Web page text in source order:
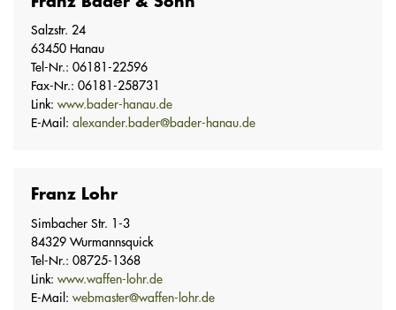
Salzstr. 24
63450 Hanau
Tel-Nr.: 06181-22596
Fax-Nr.: 06181-258731
Link: www.bader-hanau.de
E-Mail: alexander.bader@bader-hanau.de
Franz Lohr
Simbacher Str. 1-3
84329 Wurmannsquick
Tel-Nr.: 08725-1368
Link: www.waffen-lohr.de
E-Mail: webmaster@waffen-lohr.de